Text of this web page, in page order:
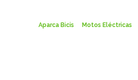
Aparca Bicis Motos Eléctricas